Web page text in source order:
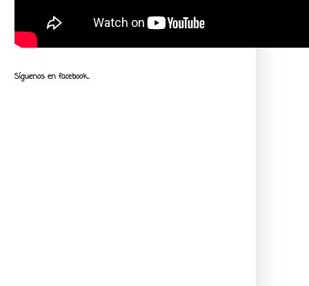
Síguenos en facebook...